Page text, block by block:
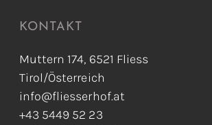
KONTAKT
Muttern 174, 6521 Fliess
Tirol/Österreich
info@fliesserhof.at
+43 5449 52 23